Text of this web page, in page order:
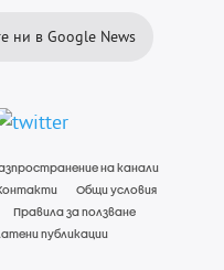
ни в Google News
на канали
Общи условия
Правила за ползване
публикации